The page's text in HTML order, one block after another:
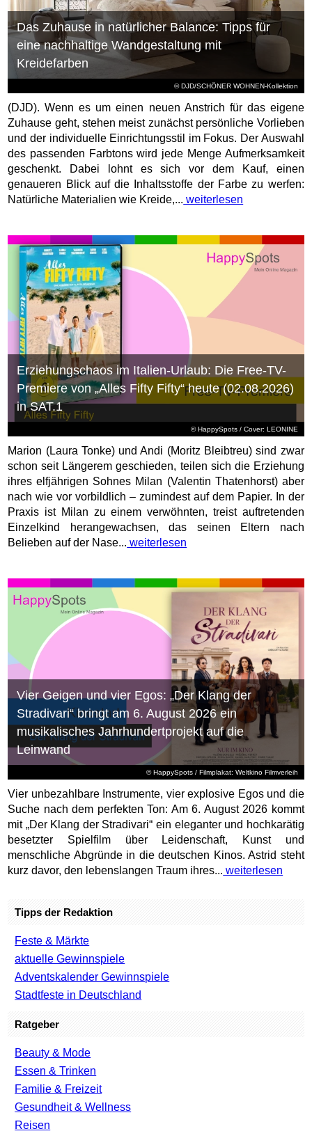
© DJD/SCHÖNER WOHNEN-Kollektion
Das Zuhause in natürlicher Balance: Tipps für
eine nachhaltige Wandgestaltung mit
Kreidefarben
(DJD). Wenn es um einen neuen Anstrich für das eigene
Zuhause geht, stehen meist zunächst persönliche Vorlieben
und der individuelle Einrichtungsstil im Fokus. Der Auswahl
des passenden Farbtons wird jede Menge Aufmerksamkeit
geschenkt. Dabei lohnt es sich vor dem Kauf, einen
genaueren Blick auf die Inhaltsstoffe der Farbe zu werfen:
Natürliche Materialien wie Kreide,... weiterlesen
© HappySpots / Cover: LEONINE
Erziehungschaos im Italien-Urlaub: Die Free-TV-
Premiere von „Alles Fifty Fifty“ heute (02.08.2026)
in SAT.1
Marion (Laura Tonke) und Andi (Moritz Bleibtreu) sind zwar
schon seit Längerem geschieden, teilen sich die Erziehung
ihres elfjährigen Sohnes Milan (Valentin Thatenhorst) aber
nach wie vor vorbildlich – zumindest auf dem Papier. In der
Praxis ist Milan zu einem verwöhnten, treist auftretenden
Einzelkind herangewachsen, das seinen Eltern nach
Belieben auf der Nase... weiterlesen
© HappySpots / Filmplakat: Weltkino Filmverleih
Vier Geigen und vier Egos: „Der Klang der
Stradivari“ bringt am 6. August 2026 ein
musikalisches Jahrhundertprojekt auf die
Leinwand
Vier unbezahlbare Instrumente, vier explosive Egos und die
Suche nach dem perfekten Ton: Am 6. August 2026 kommt
mit „Der Klang der Stradivari“ ein eleganter und hochkarätig
besetzter Spielfilm über Leidenschaft, Kunst und
menschliche Abgründe in die deutschen Kinos. Astrid steht
kurz davor, den lebenslangen Traum ihres... weiterlesen
Tipps der Redaktion
Feste & Märkte
aktuelle Gewinnspiele
Adventskalender Gewinnspiele
Stadtfeste in Deutschland
Ratgeber
Beauty & Mode
Essen & Trinken
Familie & Freizeit
Gesundheit & Wellness
Reisen